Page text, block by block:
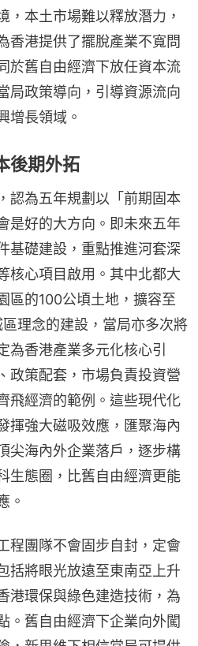
，本土市場難以釋放潛力，
香港提供了擺脫產業不寬問
於舊自由經濟下放任資本流
局政策導向，引導資源流向
增長領域。
後期外拓
認為五年規劃以「前期固本
是好的大方向。即未來五年
基礎建設，重點推進河套深
核心項目啟用。其中北都大
區的100公頃土地，擴容至
理念的建設，當局亦多次將
為香港產業多元化核心引
政策配套，市場負責投資營
飛經濟的範例。這些現代化
揮強大磁吸效應，匯聚海內
尖海內外企業落戶，逐步構
生態圈，比舊自由經濟更能
。
程團隊不會固步自封，定會
括將眼光放遠至東南亞上升
港環保與綠色建造技術，為
。舊自由經濟下企業向外闖